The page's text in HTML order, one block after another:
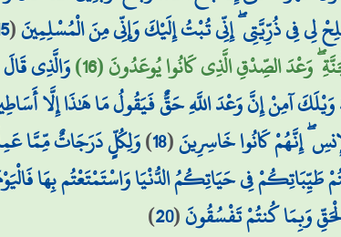
فِي ذُرِّيَّتِي ۖ إِنِّي تُبْتُ إِلَيْكَ وَإِنِّي مِنَ الْمُسْلِمِينَ(
الصِّدْقِ الَّذِي كَانُوا يُوعَدُونَ (16)
وَالَّذِي قَالَ
آمِنْ إِنَّ وَعْدَ اللَّهِ حَقٌّ فَيَقُولُ مَا هَٰذَا إِلَّا
إِنَّهُمْ كَانُوا خَاسِرِينَ(
18
)وَلِكُلٍّ دَرَجَاتٌ مِّمَّا
فِي حَيَاتِكُمُ الدُّنْيَا وَاسْتَمْتَعْتُم بِهَا
وَبِمَا كُنتُمْ تَفْسُقُونَ(
20
)